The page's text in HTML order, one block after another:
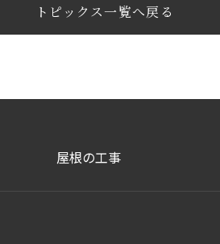
トピックス一覧へ戻る
屋根の工事